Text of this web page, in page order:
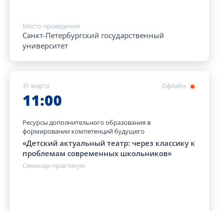
Место проведения
Санкт-Петербургский государственный
университет
Офлайн
31 марта
11:00
Ресурсы дополнительного образования в
формировании компетенций будущего
«Детский актуальный театр: через классику к
проблемам современных школьников»
Семинар-практикум